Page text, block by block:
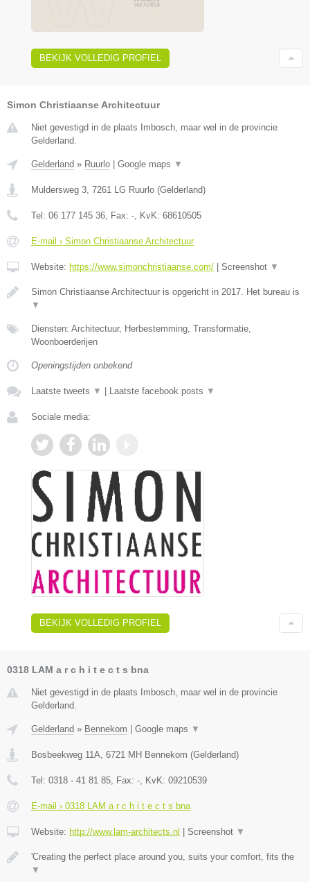
BEKIJK VOLLEDIG PROFIEL
Simon Christiaanse Architectuur
Niet gevestigd in de plaats Imbosch, maar wel in de provincie
Gelderland.
Gelderland » Ruurlo Google maps ▼
Muldersweg 3, 7261 LG Ruurlo (Gelderland)
Tel: 06 177 145 36, Fax: -, KvK: 68610505
E-mail › Simon Christiaanse Architectuur
Website: https://www.simonchristiaanse.com/ Screenshot ▼
Simon Christiaanse Architectuur is opgericht in 2017. Het bureau is
▼
Diensten: Architectuur, Herbestemming, Transformatie,
Woonboerderijen
Openingstijden onbekend
Laatste tweets ▼ Laatste facebook posts ▼
Sociale media:
BEKIJK VOLLEDIG PROFIEL
0318 LAM a r c h i t e c t s bna
Niet gevestigd in de plaats Imbosch, maar wel in de provincie
Gelderland.
Gelderland » Bennekom | Google maps ▼
Bosbeekweg 11A 6721 MH Bennekom (Gelderland)
Tel: 0318 - 41 81 85 , Fax: - , KvK: 09210539
E-mail › 0318 LAM a r c h i t e c t s bna
Website: http://www.lam-architects.nl | Screenshot ▼
'Creating the perfect place around you, suits your comfort, fits the
▼